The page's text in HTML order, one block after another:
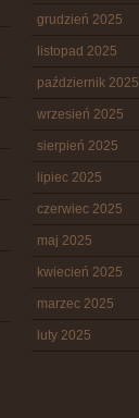
grudzień 2025
listopad 2025
październik 2025
wrzesień 2025
sierpień 2025
lipiec 2025
czerwiec 2025
maj 2025
kwiecień 2025
marzec 2025
luty 2025